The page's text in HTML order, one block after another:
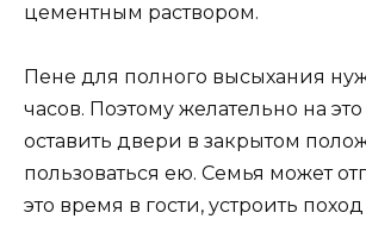
цементным раствором.
Пене для полного высыхания
часов. Поэтому желательно на
оставить двери в закрытом
пользоваться ею. Семья может
это время в гости, устроить